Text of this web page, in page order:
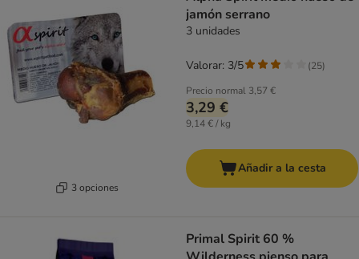
3 opciones
jamón serrano
3 unidades
Precio normal 3,57 €
3,29 €
9,14 € / kg
Valorar: 3/5 (25)
Añadir a la cesta
Primal Spirit 60 %